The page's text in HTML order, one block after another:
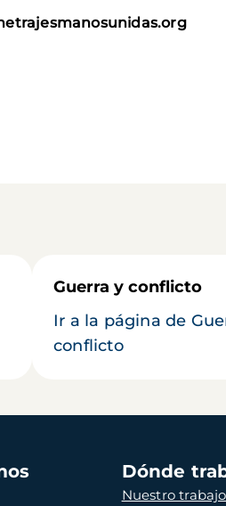
Guerra y conflicto
Ir a la página de
conflicto
Dónde
Nuestro